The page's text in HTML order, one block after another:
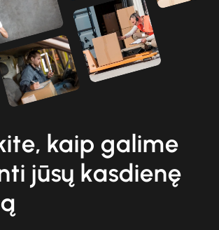
kaip galime
jūsų kasdienę